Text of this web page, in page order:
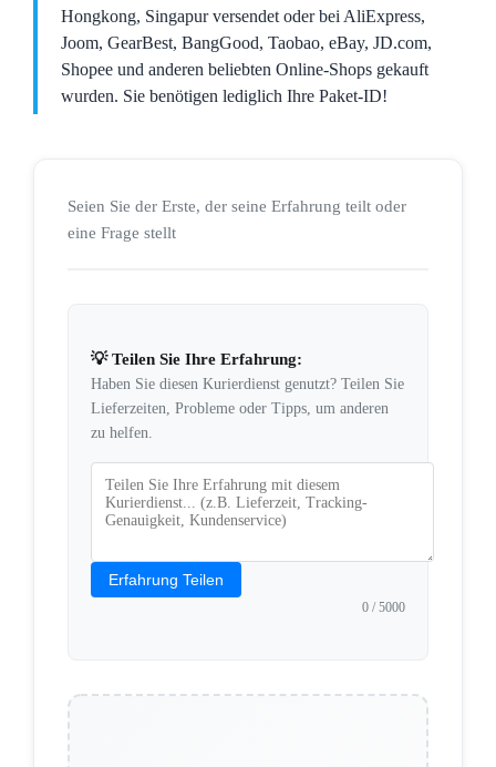
Hongkong, Singapur versendet oder bei AliExpress,
Joom, GearBest, BangGood, Taobao, eBay, JD.com,
Shopee und anderen beliebten Online-Shops gekauft
wurden. Sie benötigen lediglich Ihre Paket-ID!
Seien Sie der Erste, der seine Erfahrung teilt oder
eine Frage stellt
💡 Teilen Sie Ihre Erfahrung:
Haben Sie diesen Kurierdienst genutzt? Teilen Sie
Lieferzeiten, Probleme oder Tipps, um anderen
zu helfen.
Erfahrung Teilen
0 / 5000